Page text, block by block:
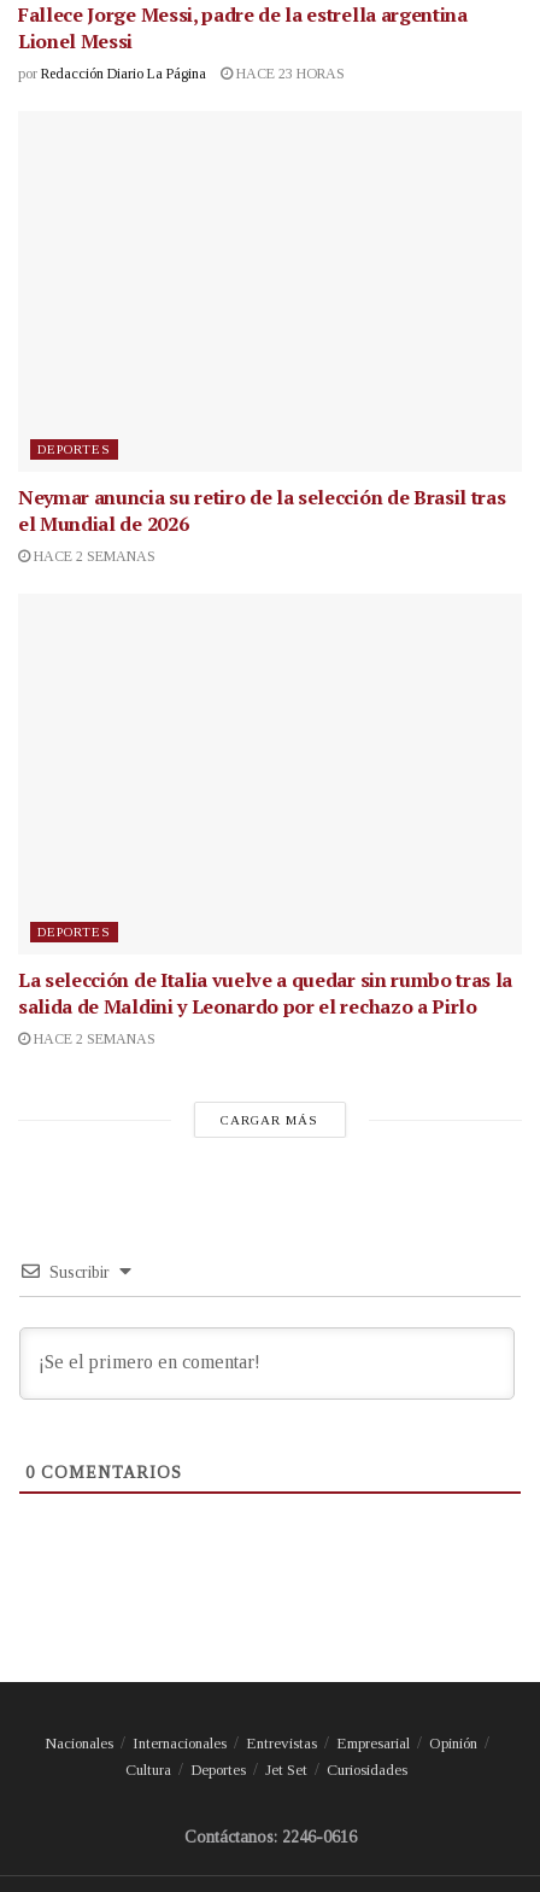
Fallece Jorge Messi, padre de la estrella argentina
Lionel Messi
por Redacción Diario La Página HACE 23 HORAS
DEPORTES
Neymar anuncia su retiro de la selección de Brasil tras
el Mundial de 2026
HACE 2 SEMANAS
DEPORTES
La selección de Italia vuelve a quedar sin rumbo tras la
salida de Maldini y Leonardo por el rechazo a Pirlo
HACE 2 SEMANAS
CARGAR MÁS
Suscribir
0 COMENTARIOS
Nacionales Internacionales Entrevistas Empresarial
Opinión
Cultura
Deportes Jet Set Curiosidades
Contáctanos: 2246-0616